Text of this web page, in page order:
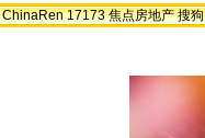
ChinaRen 17173 焦点房地产 搜狗